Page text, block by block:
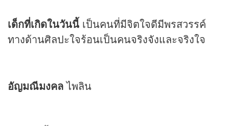
เด็กที่เกิดในวันนี้ เป็นคนที่มีจิตใจดีมีพรสวรรค์
ทางด้านศิลปะใจร้อนเป็นคนจริงจังและจริงใจ
อัญมณีมงคลไพลิน